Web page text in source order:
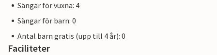
Sängar för vuxna: 4
Sängar för barn: 0
Antal barn gratis (upp till 4 år): 0
Faciliteter